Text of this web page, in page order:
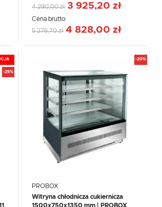
4 290,00 zł 3 925,20 zł
Cena brutto:
5 276,70 zł 4 828,00 zł
-25%
-20%
PROBOX
Witryna chłodnicza cukiernicza
1500x750x1350 mm | PROBOX